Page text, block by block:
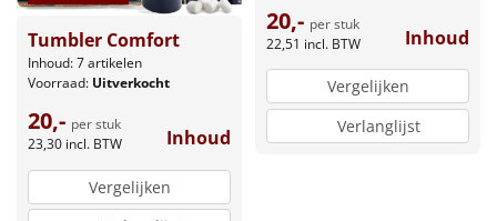
Tumbler Comfort
Inhoud: 7 artikelen
Voorraad: Uitverkocht
20,- per stuk
23,30 incl. BTW Inhoud
Vergelijken
20,- per stuk
22,51 incl. BTW Inhoud
Vergelijken
Verlanglijst